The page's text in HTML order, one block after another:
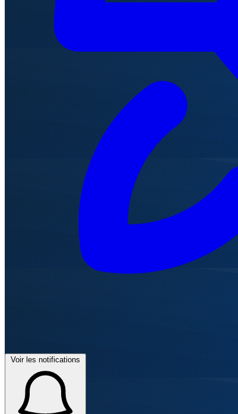
Voir les notifications